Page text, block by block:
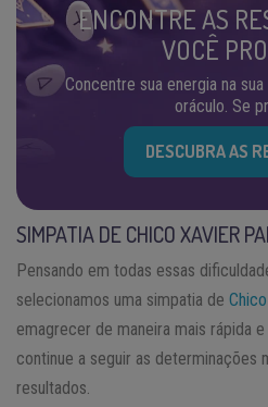
ENCONTRE AS
VOCÊ
Concentre sua energia na
oráculo. Se
DESCUBRA AS
SIMPATIA DE CHICO XAVIER
Pensando em todas essas
selecionamos uma simpatia de
emagrecer de maneira mais rápida
continue a seguir as determinações
resultados.